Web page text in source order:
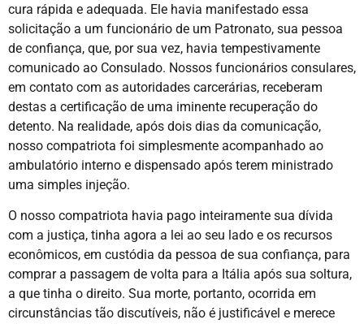
cura rápida e adequada. Ele havia manifestado essa
solicitação a um funcionário de um Patronato, sua pessoa
de confiança, que, por sua vez, havia tempestivamente
comunicado ao Consulado. Nossos funcionários consulares,
em contato com as autoridades carcerárias, receberam
destas a certificação de uma iminente recuperação do
detento. Na realidade, após dois dias da comunicação,
nosso compatriota foi simplesmente acompanhado ao
ambulatório interno e dispensado após terem ministrado
uma simples injeção.
O nosso compatriota havia pago inteiramente sua dívida
com a justiça, tinha agora a lei ao seu lado e os recursos
econômicos, em custódia da pessoa de sua confiança, para
comprar a passagem de volta para a Itália após sua soltura,
a que tinha o direito. Sua morte, portanto, ocorrida em
circunstâncias tão discutíveis, não é justificável e merece